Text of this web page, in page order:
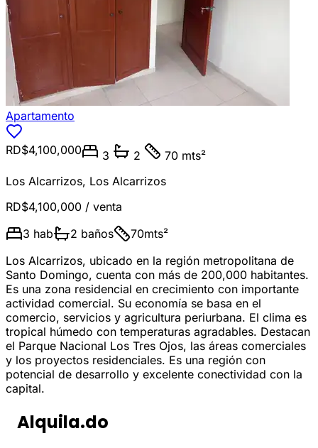
Apartamento
RD$4,100,000 3 2
70 mts²
Los Alcarrizos, Los Alcarrizos
RD$4,100,000 / venta
3 hab 2 baños 70mts²
Los Alcarrizos, ubicado en la región metropolitana de
Santo Domingo, cuenta con más de 200,000 habitantes.
Es una zona residencial en crecimiento con importante
actividad comercial. Su economía se basa en el
comercio, servicios y agricultura periurbana. El clima es
tropical húmedo con temperaturas agradables. Destacan
el Parque Nacional Los Tres Ojos, las áreas comerciales
y los proyectos residenciales. Es una región con
potencial de desarrollo y excelente conectividad con la
capital.
Alquila.do